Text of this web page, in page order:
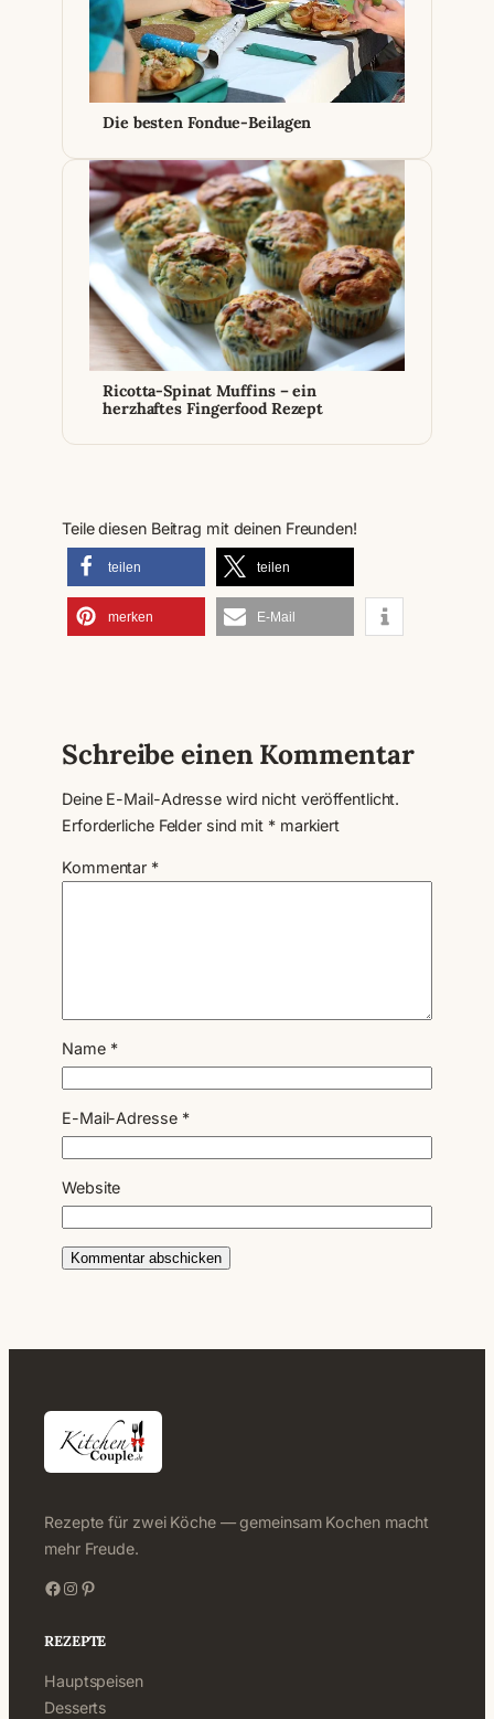
Die besten Fondue-Beilagen
Ricotta-Spinat Muffins – ein
herzhaftes Fingerfood Rezept
Teile diesen Beitrag mit deinen Freunden!
teilen teilen
merken E-Mail
Schreibe einen Kommentar
Deine E-Mail-Adresse wird nicht veröffentlicht.
Erforderliche Felder sind mit *markiert
Kommentar *
Name *
E-Mail-Adresse *
Website
Rezepte für zwei Köche — gemeinsam Kochen macht
mehr Freude.
Facebook Instagram Pinterest
REZEPTE
Hauptspeisen
Desserts